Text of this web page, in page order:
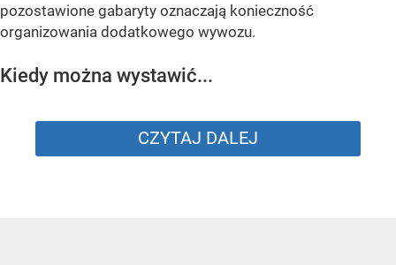
pozostawione gabaryty oznaczają konieczność
organizowania dodatkowego wywozu.
Kiedy można wystawić...
CZYTAJ DALEJ